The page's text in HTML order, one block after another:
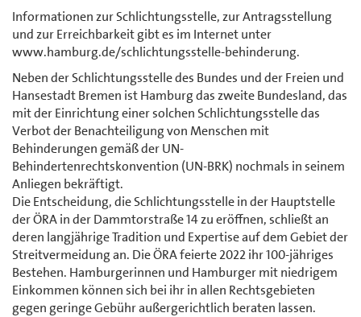
Informationen zur Schlichtungsstelle, zur Antragsstellung
und zur Erreichbarkeit gibt es im Internet unter
www.hamburg.de/schlichtungsstelle-behinderung.
Neben der Schlichtungsstelle des Bundes und der Freien und
Hansestadt Bremen ist Hamburg das zweite Bundesland, das
mit der Einrichtung einer solchen Schlichtungsstelle das
Verbot der Benachteiligung von Menschen mit
Behinderungen gemäß der UN-
Behindertenrechtskonvention (UN-BRK) nochmals in seinem
Anliegen bekräftigt.
Die Entscheidung, die Schlichtungsstelle in der Hauptstelle
der ÖRA in der Dammtorstraße 14 zu eröffnen, schließt an
deren langjährige Tradition und Expertise auf dem Gebiet der
Streitvermeidung an. Die ÖRA feierte 2022 ihr 100-jähriges
Bestehen. Hamburgerinnen und Hamburger mit niedrigem
Einkommen können sich bei ihr in allen Rechtsgebieten
gegen geringe Gebühr außergerichtlich beraten lassen.